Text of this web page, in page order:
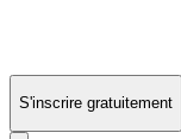
S'inscrire gratuitement